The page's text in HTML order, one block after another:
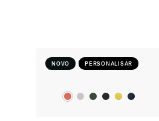
NOVO PERSONALISAR